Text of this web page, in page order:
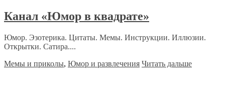
Канал «Юмор в квадрате»
Юмор. Эзотерика. Цитаты. Мемы. Инструкции. Иллюзии.
Открытки. Сатира....
Мемы и приколы, Юмор и развлечения Читать дальше